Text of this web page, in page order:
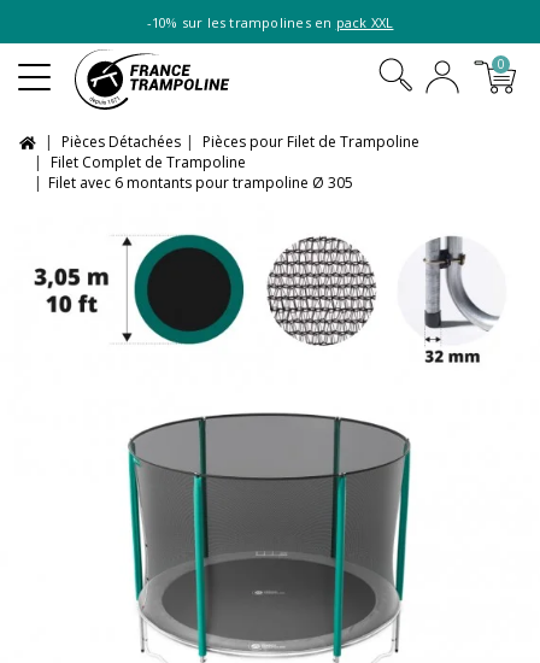
-10% sur les trampolines en pack XXL
0
Pièces Détachées
Pièces pour Filet de Trampoline
Filet Complet de Trampoline
Filet avec 6 montants pour trampoline Ø 305